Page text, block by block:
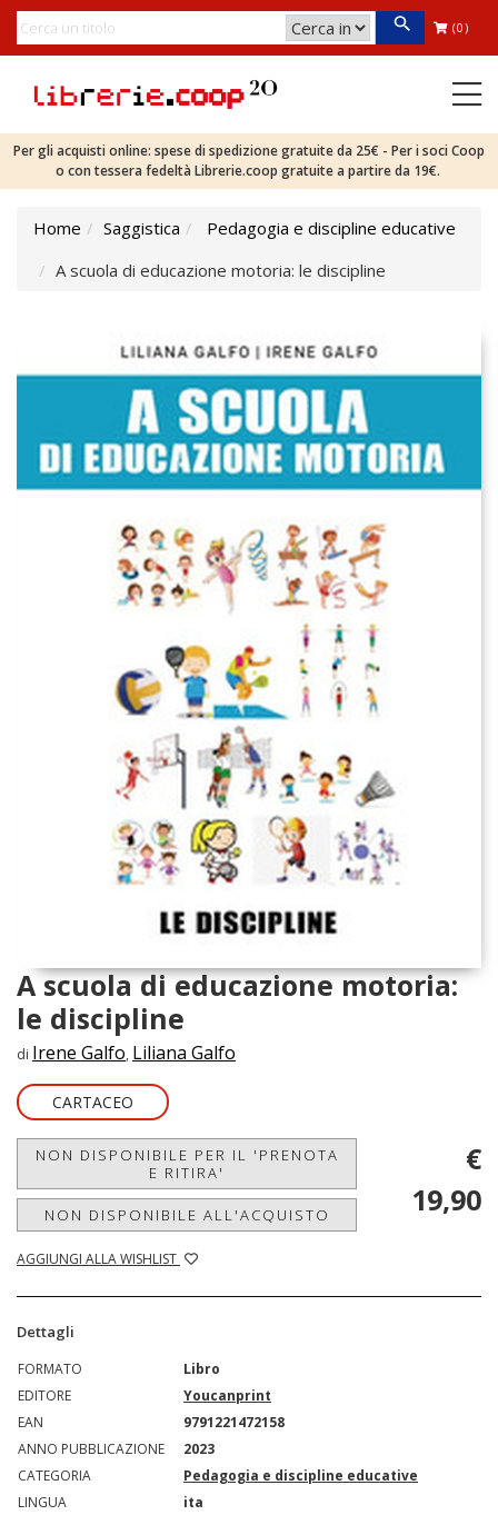
(0)
Per gli acquisti online: spese di spedizione gratuite da 25€ - Per i soci Coop
o con tessera fedeltà Librerie.coop gratuite a partire da 19€.
Home Saggistica
Pedagogia e discipline educative
A scuola di educazione motoria: le discipline
A scuola di educazione motoria:
le discipline
di Irene Galfo, Liliana Galfo
CARTACEO
NON DISPONIBILE PER IL 'PRENOTA
E RITIRA'
NON DISPONIBILE ALL'ACQUISTO
AGGIUNGI ALLA WISHLIST
€
19,90
Dettagli
FORMATO
Libro
EDITORE
Youcanprint
EAN
9791221472158
ANNO PUBBLICAZIONE
2023
CATEGORIA
Pedagogia e discipline educative
LINGUA
ita